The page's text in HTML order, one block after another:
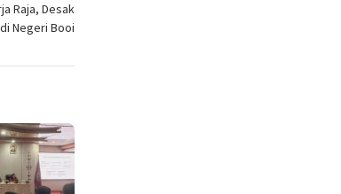
Raja, Desak
Negeri Booi